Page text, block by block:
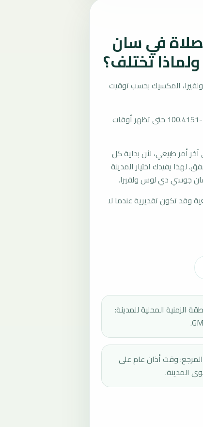
في سان
تختلف؟
المكسيك بحسب توقيت
المرجع العام للمدينة يستخدم إحداثيات 20.5526, -100.4151 حتى تظهر أوقات
أمر طبيعي، لأن بداية كل
لهذا يفيدك اختيار المدينة
جوسي دي لوس ولفيرا.
وقد تكون تقديرية عندما لا
الزمنية المحلية للمدينة:
وقت أذان عام على
المدينة.